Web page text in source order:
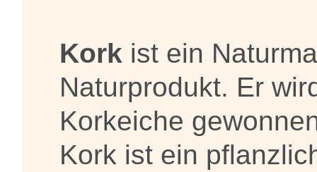
Kork ist ein
Naturprodukt. Er
Korkeiche
Kork ist ein